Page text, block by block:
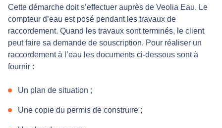
Cette démarche doit s’effectuer auprès de Veolia Eau. Le
compteur d’eau est posé pendant les travaux de
raccordement. Quand les travaux sont terminés, le client
peut faire sa demande de souscription. Pour réaliser un
raccordement à l’eau les documents ci-dessous sont à
fournir :
Un plan de situation ;
Une copie du permis de construire ;